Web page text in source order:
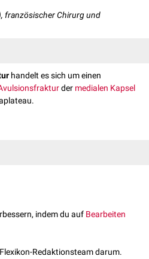
französischer Chirurg und
handelt es sich um einen
der medialen Kapsel
Fraktur.
indem du auf Bearbeiten
Redaktionsteam darum.